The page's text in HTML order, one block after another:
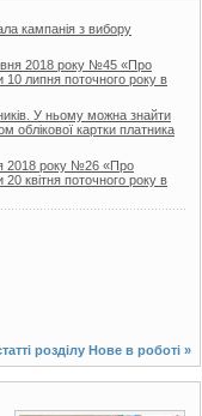
кампанія з вибору
2018 року №45 «Про
10 липня поточного року в
У ньому можна знайти
облікової картки платника
2018 року №26 «Про
квітня поточного року в
розділу Нове в роботі »